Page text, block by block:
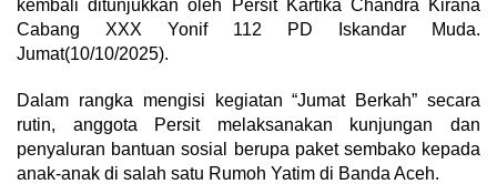
kembali ditunjukkan oleh Persit Kartika Chandra Kirana
Cabang XXX Yonif 112 PD Iskandar Muda.
Jumat(10/10/2025).
Dalam rangka mengisi kegiatan “Jumat Berkah” secara
rutin, anggota Persit melaksanakan kunjungan dan
penyaluran bantuan sosial berupa paket sembako kepada
anak-anak di salah satu Rumoh Yatim di Banda Aceh.